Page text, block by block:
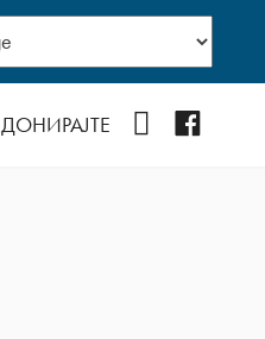
ДОНИРАЈТЕ YouTube